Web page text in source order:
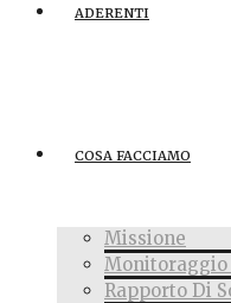
ADERENTI
COSA FACCIAMO
Missione
Rapporto Di